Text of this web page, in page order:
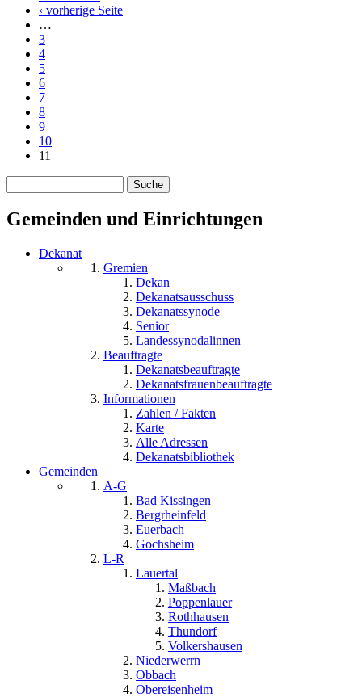
‹ vorherige Seite
…
3
4
5
6
7
8
9
10
11
Gemeinden und Einrichtungen
Dekanat
Gremien
Dekan
Dekanatsausschuss
Dekanatssynode
Senior
Landessynodalinnen
Beauftragte
Dekanatsbeauftragte
Dekanatsfrauenbeauftragte
Informationen
Zahlen / Fakten
Karte
Alle Adressen
Dekanatsbibliothek
Gemeinden
A-G
Bad Kissingen
Bergrheinfeld
Euerbach
Gochsheim
L-R
Lauertal
Maßbach
Poppenlauer
Rothhausen
Thundorf
Volkershausen
Niederwerrn
Obbach
Obereisenheim